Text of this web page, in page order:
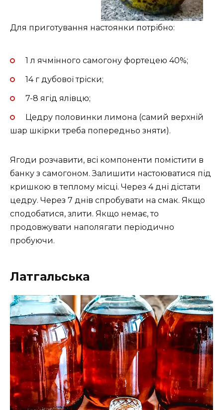
Для приготування настоянки потрібно:
1 л ячмінного самогону фортецею 40%;
14 г дубової тріски;
7-8 ягід ялівцю;
Цедру половинки лимона (самий верхній
шар шкірки треба попередньо зняти).
Ягоди розчавити, всі компоненти помістити в
банку з самогоном. Залишити настоюватися під
кришкою в теплому місці. Через 4 дні дістати
цедру. Через 7 днів спробувати на смак. Якщо
сподобатися, злити. Якщо немає, то
продовжувати наполягати періодично
пробуючи.
Латгальська